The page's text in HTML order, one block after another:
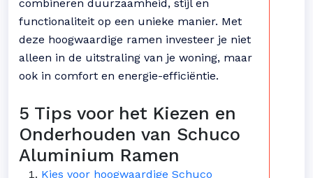
combineren duurzaamheid, stijl en
functionaliteit op een unieke manier. Met
deze hoogwaardige ramen investeer je niet
alleen in de uitstraling van je woning, maar
ook in comfort en energie-efficiëntie.
5 Tips voor het Kiezen en
Onderhouden van Schuco
Aluminium Ramen
Kies voor hoogwaardige Schuco